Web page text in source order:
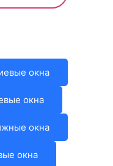
окна
окна
окна
окна